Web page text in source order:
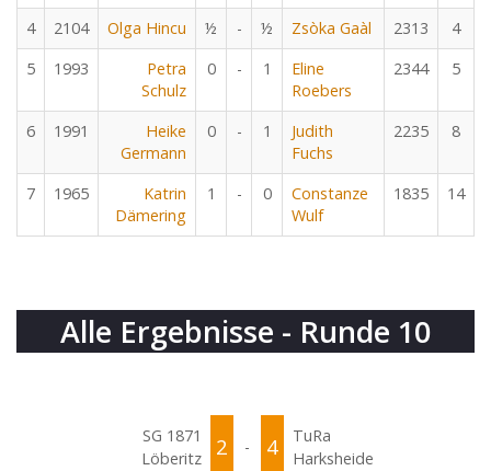
4 2104 Olga Hincu ½ - ½ Zsòka Gaàl 2313
4
5
1993
Petra
Schulz
0 - 1
Eline
Roebers
2344 5
6 1991
Heike
Germann
0 - 1
Judith
Fuchs
2235 8
7 1965
Katrin
Dämering
1 - 0
Constanze
Wulf
1835 14
Alle Ergebnisse - Runde 10
SG 1871
Löberitz
2 - 4
TuRa
Harksheide